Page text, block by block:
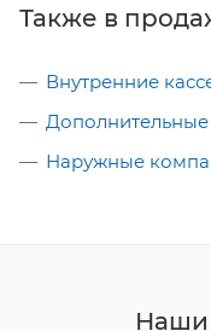
Также в
Внутренние
Дополнительные
Наружные
Наши